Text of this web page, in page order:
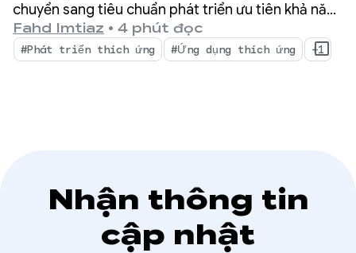
chuyển sang tiêu chuẩn phát triển ưu tiên khả năng
thích ứng. Người dùng không còn chỉ dựa vào một
kiểu dáng thiết bị nữa mà chuyển đổi giữa điện
thoại, thiết bị gập, máy tính bảng, máy tính xách
Fahd Imtiaz • 4 phút đọc
#Phát triển thích ứng #Ứng dụng thích ứng +1
Nhận thông tin
cập nhật